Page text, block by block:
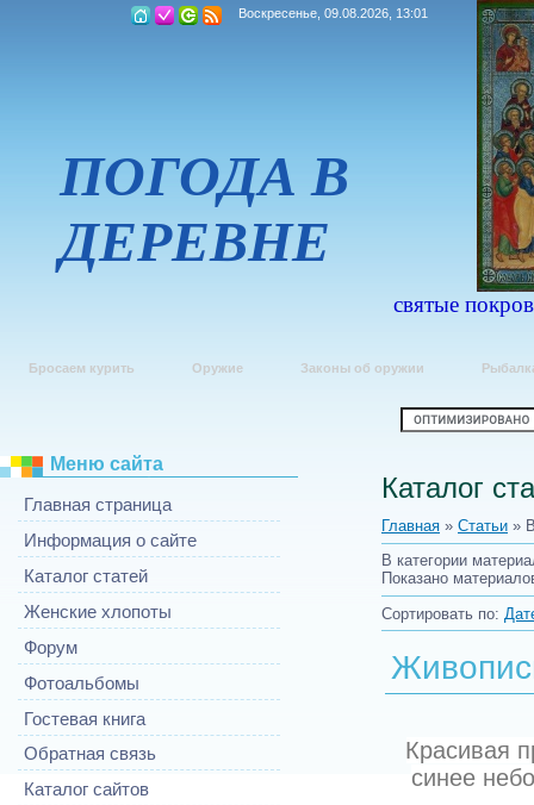
Воскресенье, 09.08.2026, 13:01
ПОГОДА В
ДЕРЕВНЕ
святые
Бросаем курить Оружие Законы об оружии
Меню сайта
Главная страница
Информация о сайте
Каталог статей
Женские хлопоты
Форум
Фотоальбомы
Гостевая книга
Обратная связь
Каталог сайтов
Каталог
Главная » Статьи »
В категории
Показано
Сортировать по:
Красивая
синее